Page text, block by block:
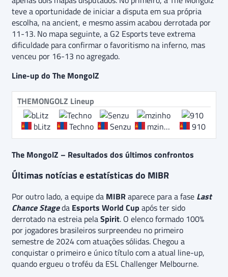
teve a oportunidade de iniciar a disputa em sua própria
escolha, na ancient, e mesmo assim acabou derrotada por
11-13. No mapa seguinte, a G2 Esports teve extrema
dificuldade para confirmar o favoritismo na inferno, mas
venceu por 16-13 no agregado.
Line-up do The MongolZ
THEMONGOLZ Lineup
bLitz Techno Senzu mzinho 910
The MongolZ – Resultados dos últimos confrontos
Últimas notícias e estatísticas do MIBR
Por outro lado, a equipe da MIBRaparece para a fase Last
Chance Stageda Esports World Cup após ter sido
derrotado na estreia pelaSpirit. O elenco formado 100%
por jogadores brasileiros surpreendeu no primeiro
semestre de 2024 com atuações sólidas. Chegou a
conquistar o primeiro e único título com a atual line-up,
quando ergueu o troféu da ESL Challenger Melbourne.